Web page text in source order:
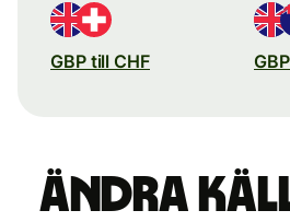
GBP till CHF
Ändra